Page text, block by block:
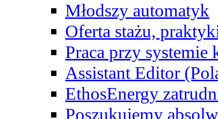
Młodszy automatyk
Oferta stażu,
Praca przy
Assistant Editor
EthosEnergy
Poszukujemy